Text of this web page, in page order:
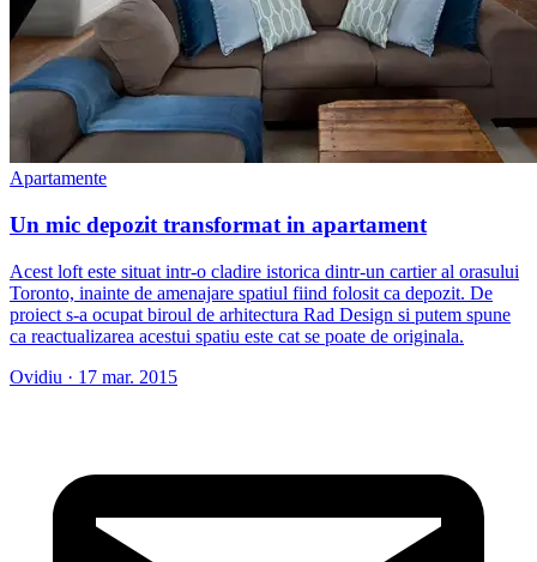
Apartamente
Un mic depozit transformat in apartament
Acest loft este situat intr-o cladire istorica dintr-un cartier al orasului
Toronto, inainte de amenajare spatiul fiind folosit ca depozit. De
proiect s-a ocupat biroul de arhitectura Rad Design si putem spune
ca reactualizarea acestui spatiu este cat se poate de originala.
Ovidiu · 17 mar. 2015